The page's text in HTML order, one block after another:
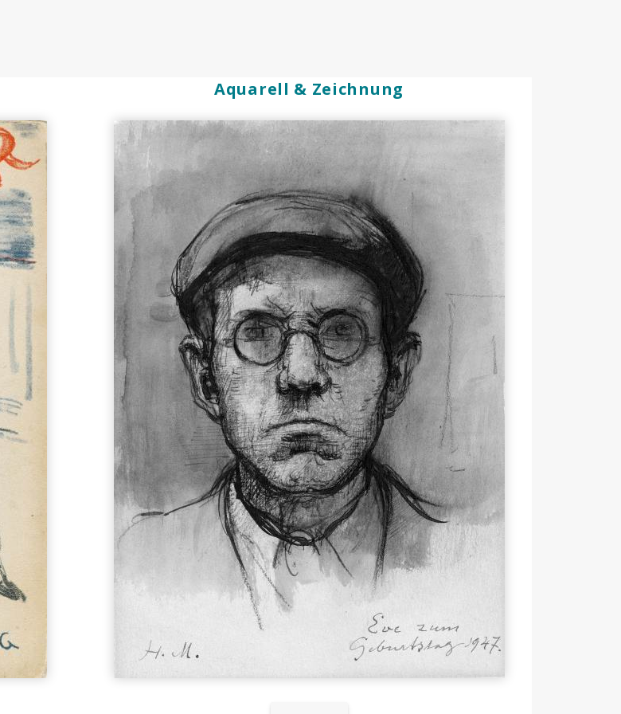
Aquarell & Zeichnung